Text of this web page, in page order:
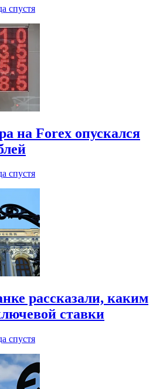
спустя
на Forex опускался
спустя
рассказали, каким
ставки
спустя